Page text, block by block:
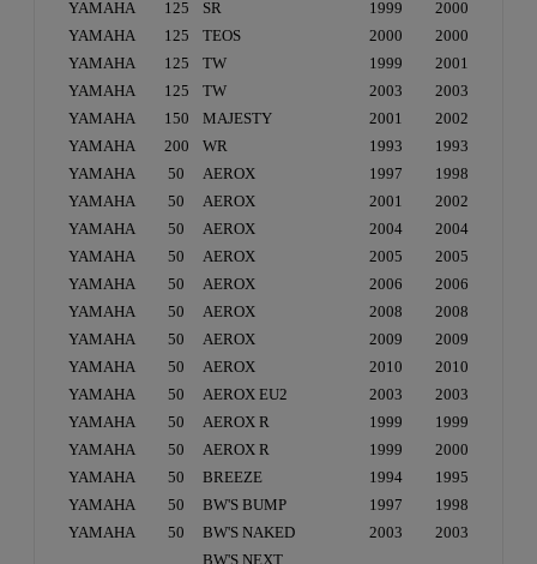
YAMAHA
125 SR 1999
2000
YAMAHA
125 TEOS 2000
2000
YAMAHA
125 TW 1999
2001
YAMAHA
125 TW 2003
2003
YAMAHA
150 MAJESTY 2001
2002
YAMAHA
200 WR 1993
1993
YAMAHA
50 AEROX 1997
1998
YAMAHA
50 AEROX 2001
2002
YAMAHA
50 AEROX 2004
2004
YAMAHA
50 AEROX 2005
2005
YAMAHA
50 AEROX 2006
2006
YAMAHA
50 AEROX 2008
2008
YAMAHA
50 AEROX 2009
2009
YAMAHA
50 AEROX 2010
2010
YAMAHA
50 AEROX EU2 2003
2003
YAMAHA
50 AEROX R 1999
1999
YAMAHA
50 AEROX R 1999
2000
YAMAHA
50 BREEZE 1994
1995
YAMAHA
50 BW'S BUMP 1997
1998
YAMAHA
50 BW'S NAKED 2003 2003
BW'S NEXT